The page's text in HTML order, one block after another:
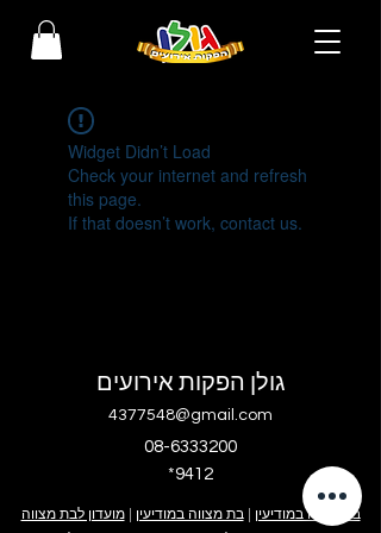
Widget Didn’t Load
Check your internet and refresh
this page.
If that doesn’t work, contact us.
גולן הפקות אירועים
4377548@gmail.com
08-6333200
בר מצווה במודיעין |בת מצווה במודיעין |מועדון לבת מצווה
*9412